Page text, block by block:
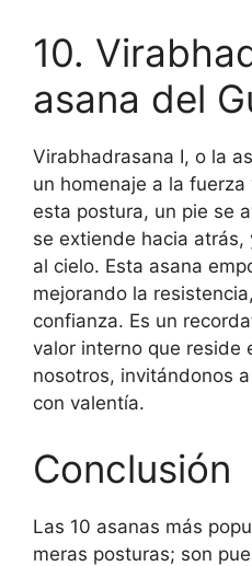
10.
asana del
Virabhadrasana I, o la
un homenaje a la
esta postura, un pie se
se extiende hacia atrás,
al cielo. Esta asana
mejorando la
confianza. Es un
valor interno que reside
nosotros, invitándonos
con valentía.
Conclusión
Las 10 asanas más
meras posturas; son